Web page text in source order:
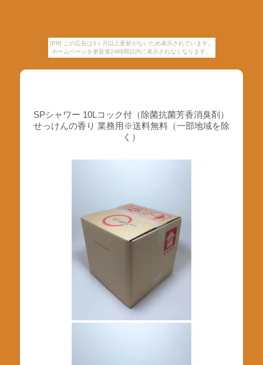
[PR] この広告は3ヶ月以上更新がないため表示されています。
ホームページを更新後24時間以内に表示されなくなります。
SPシャワー 10Lコック付（除菌抗菌芳香消臭剤）
せっけんの香り 業務用※送料無料（一部地域を除
く）